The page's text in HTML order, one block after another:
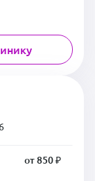
от 850 ₽